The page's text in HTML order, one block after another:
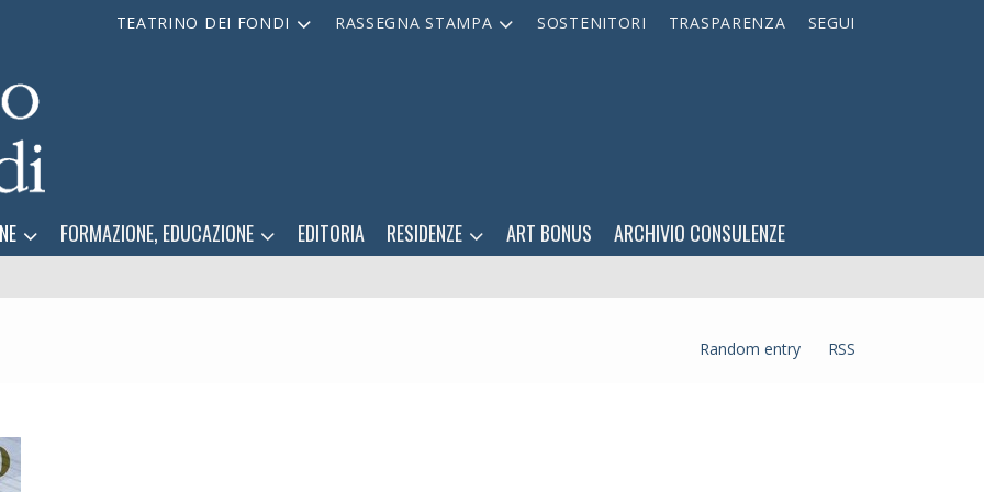
TEATRINO DEI FONDI RASSEGNA STAMPA SOSTENITORI TRASPARENZA SEGUI
FORMAZIONE, EDUCAZIONE EDITORIA RESIDENZE ART BONUS ARCHIVIO CONSULENZE
Random entry RSS